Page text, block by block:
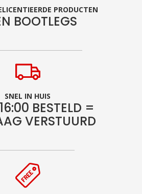
PRODUCTEN
BOOTLEGS
SNEL IN HUIS
BESTELD =
VERSTUURD